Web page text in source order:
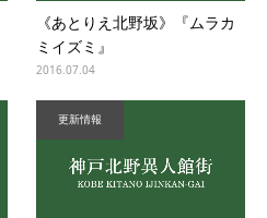
《あとりえ北野坂》『ムラカ
ミイズミ』
2016.07.04
更新情報